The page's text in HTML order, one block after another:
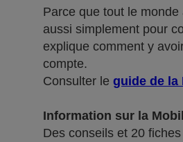
Parce que tout le
aussi simplement pour
explique comment y
compte.
Consulter le guide de la
Information sur la
Des conseils et 20